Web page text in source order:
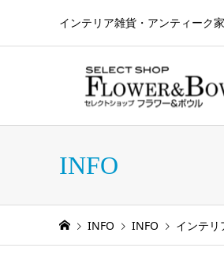
インテリア雑貨・アンティーク
INFO
INFO INFO インテ